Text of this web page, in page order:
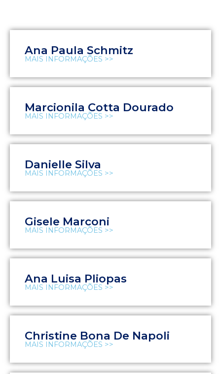
Ana Paula Schmitz
MAIS INFORMAÇÕES >>
Marcionila Cotta Dourado
MAIS INFORMAÇÕES >>
Danielle Silva
MAIS INFORMAÇÕES >>
Gisele Marconi
MAIS INFORMAÇÕES >>
Ana Luisa Pliopas
MAIS INFORMAÇÕES >>
Christine Bona De Napoli
MAIS INFORMAÇÕES >>